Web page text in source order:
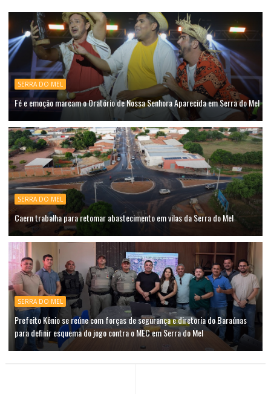
SERRA DO MEL
Fé e emoção marcam o Oratório de Nossa Senhora Aparecida em Serra do Mel
SERRA DO MEL
Caern trabalha para retomar abastecimento em vilas da Serra do Mel
SERRA DO MEL
Prefeito Kênio se reúne com forças de segurança e diretoria do Baraúnas
para definir esquema do jogo contra o MEC em Serra do Mel